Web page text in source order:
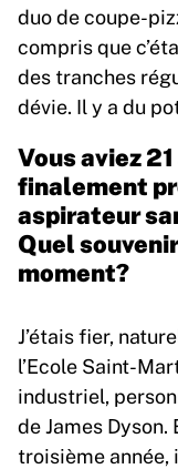
duo de coupe-
compris que
des tranches
dévie. Il y a du
Vous aviez
finalement
aspirateur
Quel
moment?
J’étais fier,
l’Ecole Saint-
industriel,
de James
troisième année,